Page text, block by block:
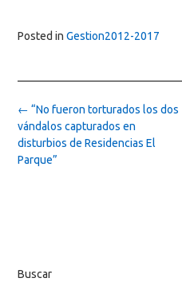
Posted in Gestion2012-2017
Post
navigation
← “No fueron torturados los dos
vándalos capturados en
disturbios de Residencias El
Parque”
Buscar